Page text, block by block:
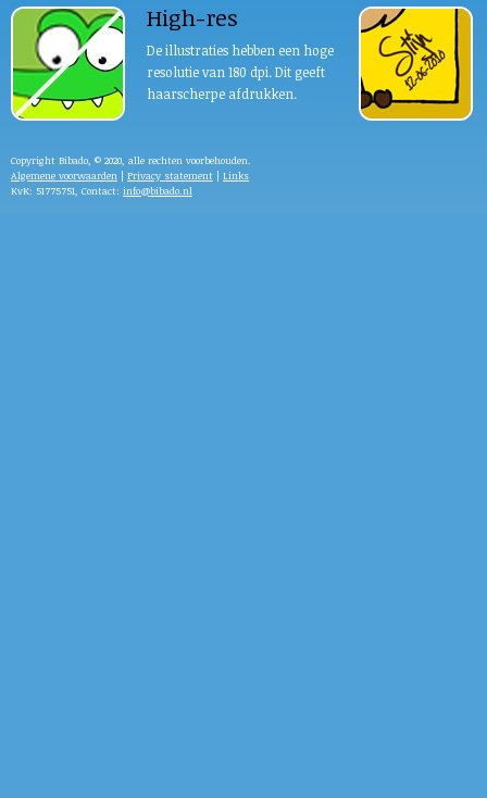
High-res
De illustraties hebben een hoge
resolutie van 180 dpi. Dit geeft
haarscherpe afdrukken.
Copyright Bibado, © 2020, alle rechten voorbehouden.
Algemene voorwaarden | Privacy statement | Links
KvK: 51775751, Contact: info@bibado.nl